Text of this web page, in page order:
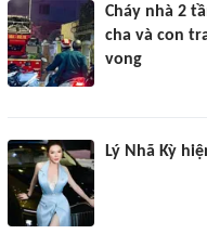
Cháy nhà 2
cha và con
vong
Lý Nhã Kỳ